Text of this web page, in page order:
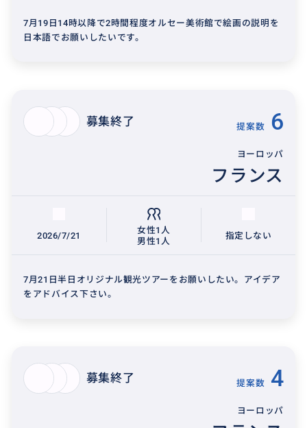
7月19日14時以降で2時間程度オルセー美術館で絵画の説明を
日本語でお願いしたいです。
募集終了 提案数 6
ヨーロッパ
フランス
2026/7/21
女性1人
男性1人
指定しない
7月21日半日オリジナル観光ツアーをお願いしたい。アイデア
をアドバイス下さい。
募集終了 提案数 4
ヨーロッパ